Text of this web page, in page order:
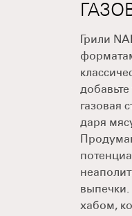
Грили
газовая
даря
хабом,